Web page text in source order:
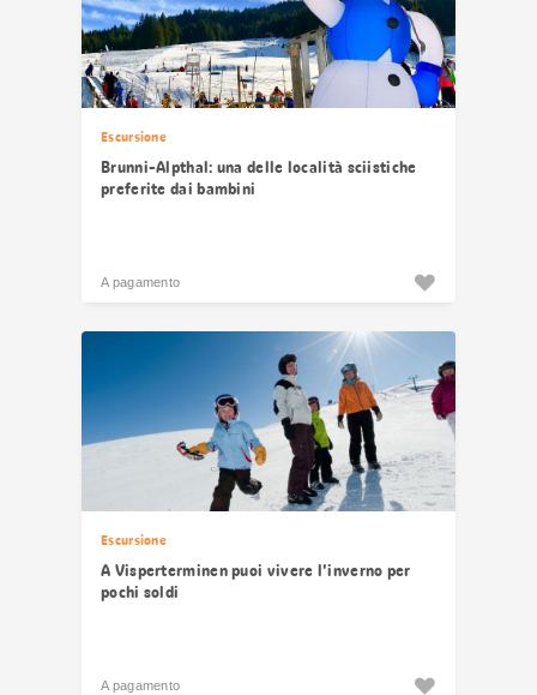
Escursione
Brunni-Alpthal: una delle località sciistiche
preferite dai bambini
A pagamento
Escursione
A Visperterminen puoi vivere l'inverno per
pochi soldi
A pagamento